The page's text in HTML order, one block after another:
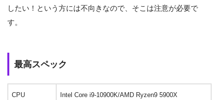
したい！という方には不向きなので、そこは注意が必要で
す。
最高スペック
CPU Intel Core i9-10900K/AMD Ryzen9 5900X